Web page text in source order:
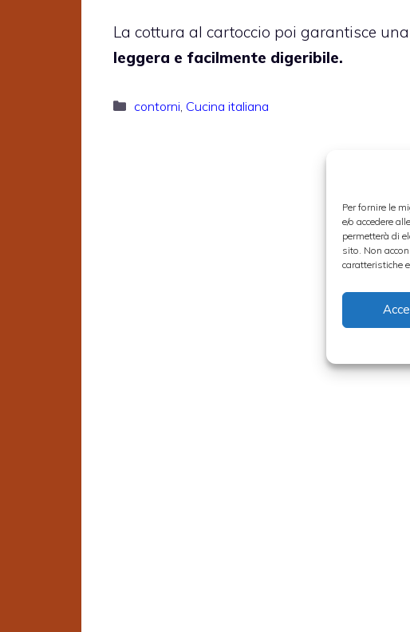
Per fornire le
e/o accedere
permetterà di
sito. Non
caratteristiche
La cottura al cartoccio poi garantisce una
leggera e facilmente digeribile.
Categorie
contorni Cucina italiana